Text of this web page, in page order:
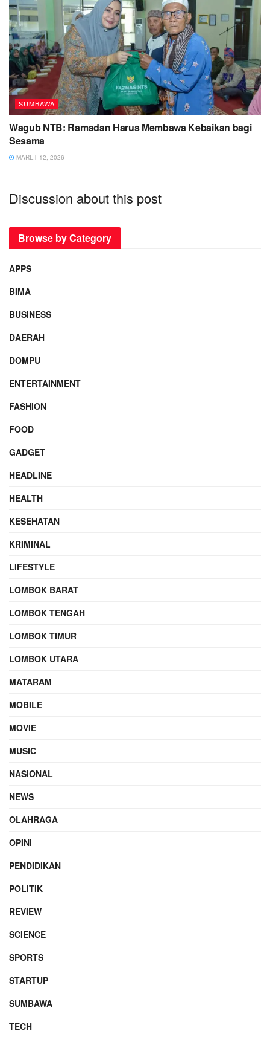
SUMBAWA
Wagub NTB: Ramadan Harus Membawa Kebaikan bagi
Sesama
MARET 12, 2026
Discussion about this post
Browse by Category
APPS
BIMA
BUSINESS
DAERAH
DOMPU
ENTERTAINMENT
FASHION
FOOD
GADGET
HEADLINE
HEALTH
KESEHATAN
KRIMINAL
LIFESTYLE
LOMBOK BARAT
LOMBOK TENGAH
LOMBOK TIMUR
LOMBOK UTARA
MATARAM
MOBILE
MOVIE
MUSIC
NASIONAL
NEWS
OLAHRAGA
OPINI
PENDIDIKAN
POLITIK
REVIEW
SCIENCE
SPORTS
STARTUP
SUMBAWA
TECH